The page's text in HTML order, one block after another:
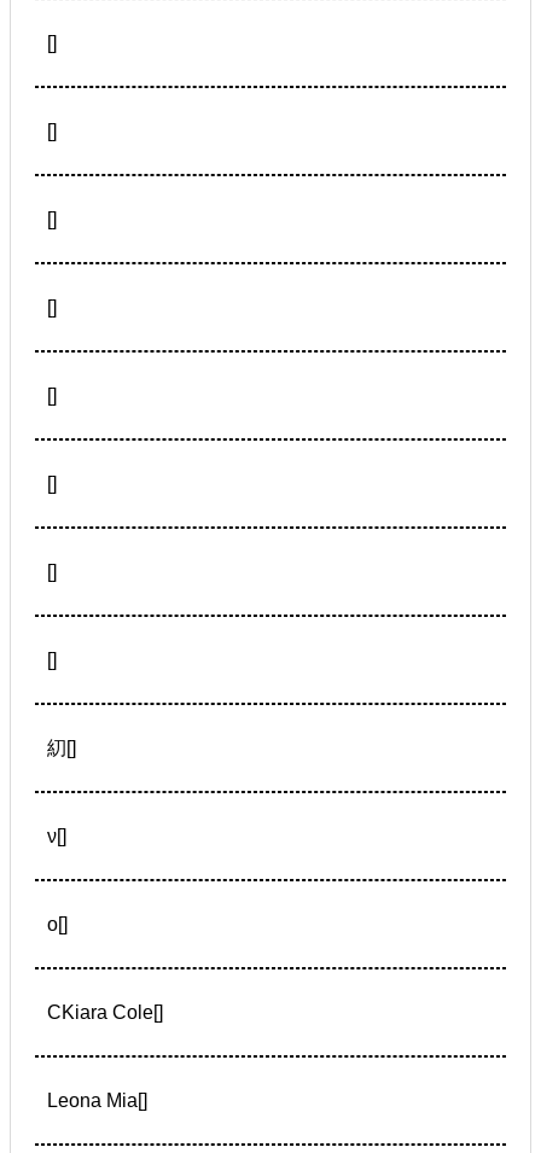
[]
[]
[]
[]
[]
[]
[]
[]
糿[]
ν[]
ο[]
СKiara Cole[]
Leona Mia[]